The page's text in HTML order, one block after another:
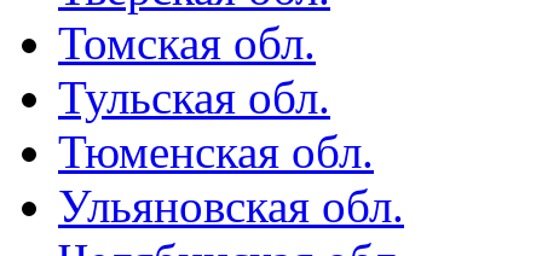
Томская обл.
Тульская обл.
Тюменская обл.
Ульяновская обл.